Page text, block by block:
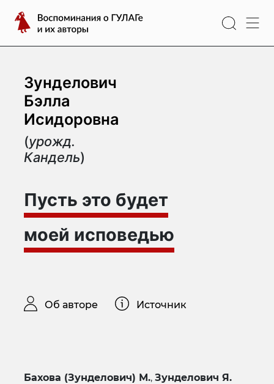
содержимому
Воспоминания
о
ГУЛАГе
их
авторы
Зунделович
Бэлла
Исидоровна
(урожд.
Кандель)
Пусть это будет
моей исповедью
Об авторе Источник
Бахова (Зунделович) М., Зунделович Я.